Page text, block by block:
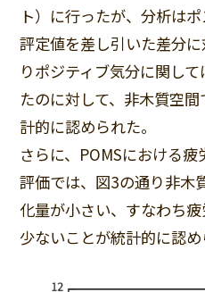
ト）に行ったが、分析は
評定値を差し引いた差分
りポジティブ気分に関し
たのに対して、非木質空
計的に認められた。
さらに、POMSにおける
評価では、図3の通り非木
化量が小さい、すなわち
少ないことが統計的に認め